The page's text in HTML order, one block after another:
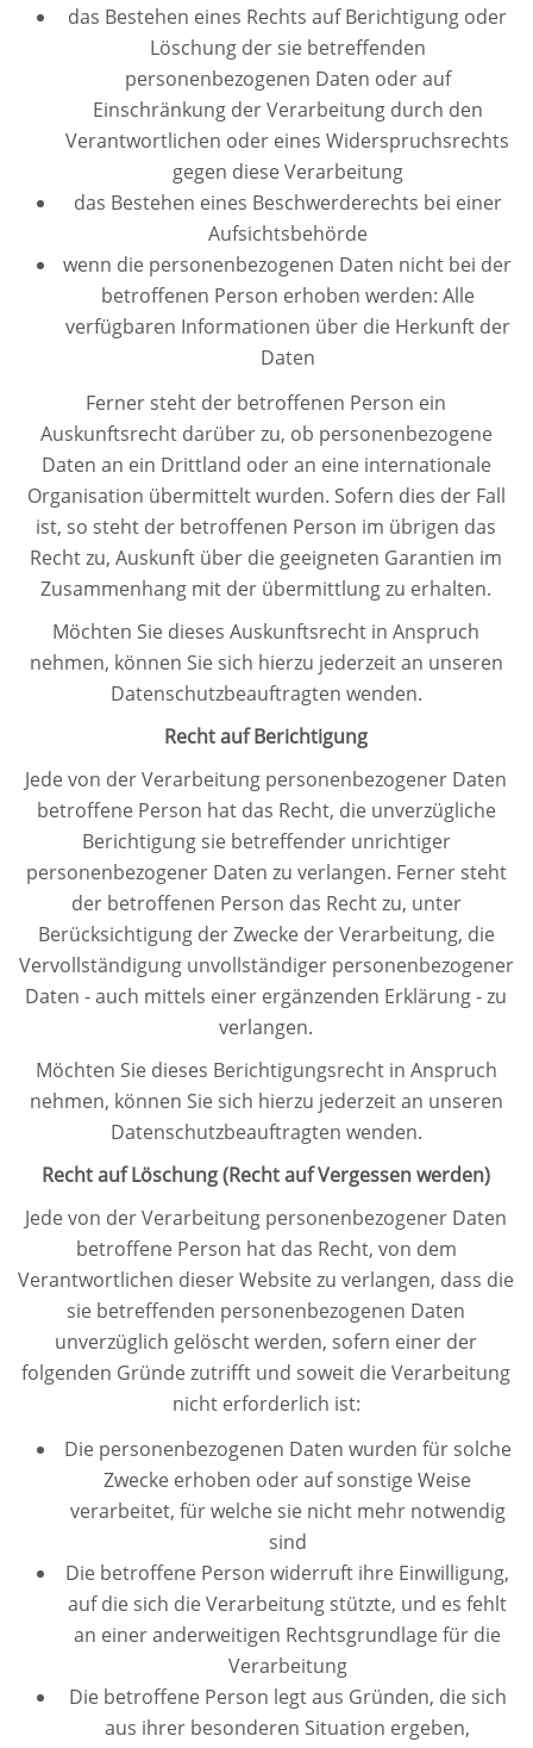
das Bestehen eines Rechts auf Berichtigung oder
Löschung der sie betreffenden
personenbezogenen Daten oder auf
Einschränkung der Verarbeitung durch den
Verantwortlichen oder eines Widerspruchsrechts
gegen diese Verarbeitung
das Bestehen eines Beschwerderechts bei einer
Aufsichtsbehörde
wenn die personenbezogenen Daten nicht bei der
betroffenen Person erhoben werden: Alle
verfügbaren Informationen über die Herkunft der
Daten
Ferner steht der betroffenen Person ein
Auskunftsrecht darüber zu, ob personenbezogene
Daten an ein Drittland oder an eine internationale
Organisation übermittelt wurden. Sofern dies der Fall
ist, so steht der betroffenen Person im übrigen das
Recht zu, Auskunft über die geeigneten Garantien im
Zusammenhang mit der übermittlung zu erhalten.
Möchten Sie dieses Auskunftsrecht in Anspruch
nehmen, können Sie sich hierzu jederzeit an unseren
Datenschutzbeauftragten wenden.
Recht auf Berichtigung
Jede von der Verarbeitung personenbezogener Daten
betroffene Person hat das Recht, die unverzügliche
Berichtigung sie betreffender unrichtiger
personenbezogener Daten zu verlangen. Ferner steht
der betroffenen Person das Recht zu, unter
Berücksichtigung der Zwecke der Verarbeitung, die
Vervollständigung unvollständiger personenbezogener
Daten - auch mittels einer ergänzenden Erklärung - zu
verlangen.
Möchten Sie dieses Berichtigungsrecht in Anspruch
nehmen, können Sie sich hierzu jederzeit an unseren
Datenschutzbeauftragten wenden.
Recht auf Löschung (Recht auf Vergessen werden)
Jede von der Verarbeitung personenbezogener Daten
betroffene Person hat das Recht, von dem
Verantwortlichen dieser Website zu verlangen, dass die
sie betreffenden personenbezogenen Daten
unverzüglich gelöscht werden, sofern einer der
folgenden Gründe zutrifft und soweit die Verarbeitung
nicht erforderlich ist:
Die personenbezogenen Daten wurden für solche
Zwecke erhoben oder auf sonstige Weise
verarbeitet, für welche sie nicht mehr notwendig
sind
Die betroffene Person widerruft ihre Einwilligung,
auf die sich die Verarbeitung stützte, und es fehlt
an einer anderweitigen Rechtsgrundlage für die
Verarbeitung
Die betroffene Person legt aus Gründen, die sich
aus ihrer besonderen Situation ergeben,